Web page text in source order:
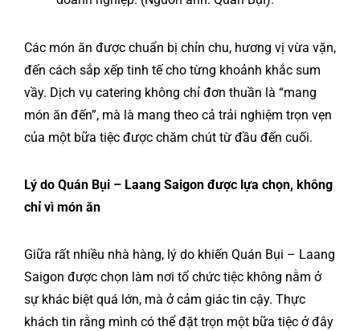
Các món ăn được chuẩn bị chỉn chu, hương vị vừa vặn,
đến cách sắp xếp tinh tế cho từng khoảnh khắc sum
vầy. Dịch vụ catering không chỉ đơn thuần là “mang
món ăn đến”, mà là mang theo cả trải nghiệm trọn vẹn
của một bữa tiệc được chăm chút từ đầu đến cuối.
Lý do Quán Bụi – Laang Saigon được lựa chọn, không
chỉ vì món ăn
Giữa rất nhiều nhà hàng, lý do khiến Quán Bụi – Laang
Saigon được chọn làm nơi tổ chức tiệc không nằm ở
sự khác biệt quá lớn, mà ở cảm giác tin cậy. Thực
khách tin rằng mình có thể đặt trọn một bữa tiệc ở đây